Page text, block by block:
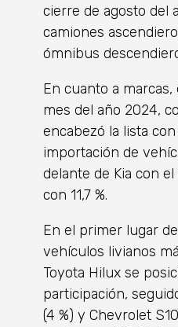
cierre de agosto del
camiones
ómnibus
En cuanto a
mes del año 2024,
encabezó la lista
importación de
delante de Kia con
con 11,7 %.
En el primer lugar
vehículos livianos
Toyota Hilux se
participación,
(4 %) y Chevrolet